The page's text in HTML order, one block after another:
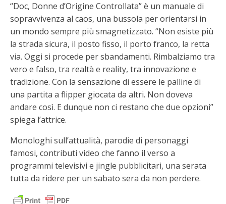
“Doc, Donne d’Origine Controllata” è un manuale di
sopravvivenza al caos, una bussola per orientarsi in
un mondo sempre più smagnetizzato. “Non esiste più
la strada sicura, il posto fisso, il porto franco, la retta
via. Oggi si procede per sbandamenti. Rimbalziamo tra
vero e falso, tra realtà e reality, tra innovazione e
tradizione. Con la sensazione di essere le palline di
una partita a flipper giocata da altri. Non doveva
andare così. E dunque non ci restano che due opzioni”
spiega l’attrice.
Monologhi sull’attualità, parodie di personaggi
famosi, contributi video che fanno il verso a
programmi televisivi e jingle pubblicitari, una serata
tutta da ridere per un sabato sera da non perdere.